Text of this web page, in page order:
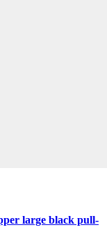
large black pull-